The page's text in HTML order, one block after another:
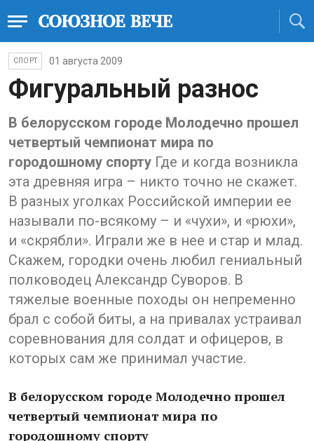
СПОРТ 01 августа 2009
Фигуральный разнос
В белорусском городе Молодечно прошел
четвертый чемпионат мира по
городошному спорту Где и когда возникла
эта древняя игра – никто точно не скажет.
В разных уголках Российской империи ее
называли по-всякому – и «чухи», и «рюхи»,
и «скрябли». Играли же в нее и стар и млад.
Скажем, городки очень любил гениальный
полководец Александр Суворов. В
тяжелые военные походы он непременно
брал с собой биты, а на привалах устраивал
соревнования для солдат и офицеров, в
которых сам же принимал участие.
В белорусском городе Молодечно прошел
четвертый чемпионат мира по
городошному спорту